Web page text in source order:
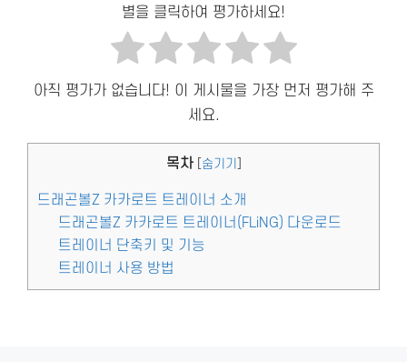
별을 클릭하여 평가하세요!
아직 평가가 없습니다! 이 게시물을 가장 먼저 평가해 주
세요.
목차 숨기기
드래곤볼Z 카카로트 트레이너 소개
드래곤볼Z 카카로트 트레이너(FLiNG) 다운로드
트레이너 단축키 및 기능
트레이너 사용 방법